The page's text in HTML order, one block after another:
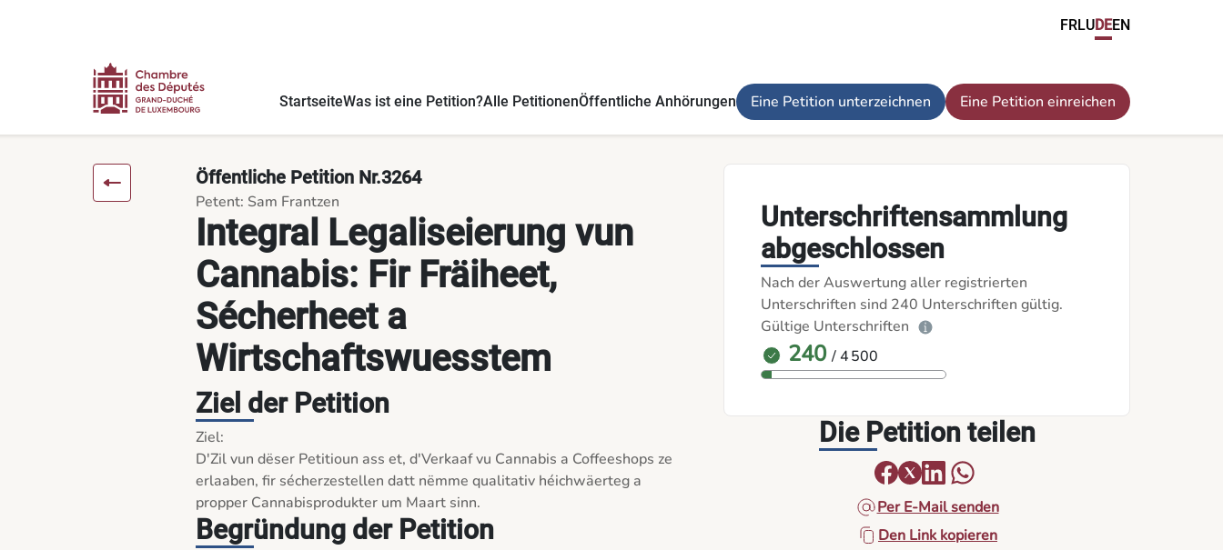
FRLUDEEN
StartseiteWas ist eine Petition?Alle PetitionenÖffentliche Anhörungen Eine Petition unterzeichnen Eine Petition einreichen
Integral Legaliseierung vun
Cannabis: Fir Fräiheet,
Sécherheet a
Wirtschaftswuesstem
Öffentliche Petition Nr.3264
Petent: Sam Frantzen
Ziel der Petition
Ziel:
D'Zil vun dëser Petitioun ass et, d'Verkaaf vu Cannabis a Coffeeshops ze
erlaaben, fir sécherzestellen datt nëmme qualitativ héichwäerteg a
propper Cannabisprodukter um Maart sinn.
Begründung der Petition
Unterschriftensammlung
abgeschlossen
Nach der Auswertung aller registrierten
Unterschriften sind 240 Unterschriften gültig.
Gültige Unterschriften
240 / 4 500
Die Petition teilen
Per E-Mail senden
Den Link kopieren